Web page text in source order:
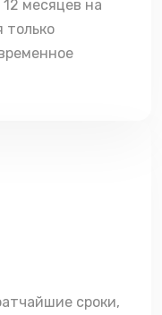
месяцев на
только
сроки,